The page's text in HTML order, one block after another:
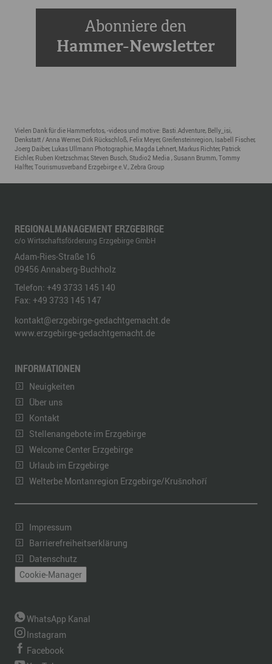
Abonniere den
Hammer-Newsletter
Vielen Dank für die Hammerfotos, -videos und motive: Basti.Adventure, Belly_isi,
Denkstatt / Anna Werner, Dirk Rückschloß, Felix Meyer, Greifensteinregion, Isabell Fischer,
Joerg Daiber, Lukas Ullmann Photographie, Magda Lehnert, Markus Richter, Patrick
Eichler, Ruben Kretzschmar, Steven Busch, Studio2 Media , Susann Brumm, Tommy
Halfter, Tourismusverband Erzgebirge e.V., Zebra Group
REGIONALMANAGEMENT ERZGEBIRGE
c/o Wirtschaftsförderung Erzgebirge GmbH
Adam-Ries-Straße 16
09456 Annaberg-Buchholz
Telefon: +49 3733 145 140
Fax: +49 3733 145 147
kontakt@erzgebirge-gedachtgemacht.de
www.erzgebirge-gedachtgemacht.de
INFORMATIONEN
Neuigkeiten
Über uns
Kontakt
Stellenangebote im Erzgebirge
Welcome Center Erzgebirge
Urlaub im Erzgebirge
Welterbe Montanregion Erzgebirge/Krušnohoří
Impressum
Barrierefreiheitserklärung
Datenschutz
Cookie-Manager
WhatsApp Kanal
Instagram
Facebook